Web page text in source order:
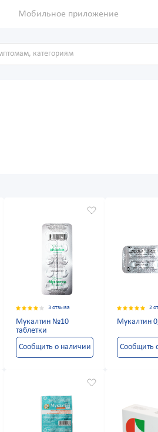
Мобильное приложение
3 отзыва
Мукалтин №10
таблетки
Сообщить о наличии
2
Мукалтин
Сообщить